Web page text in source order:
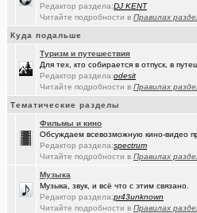
А вы уже переобулись?(Snarkens..)
100% женщин!.
Специалист по эрбиевым лазерам
Реально полезные гаджеты для кухни
Ремонт квартир/ванных комнат!
И это все то, на что способен
Живопись Воронина В.Н.(wvladimi..)
Ремонт окон ПВХ. К кому обратиться?
Ключ дверной цилиндрический
Редактор раздела:DJ KENT
Читайте подробности в Правилах
Куда подальше
Туризм и путешествия
Для тех, кто собирается в отпуск, в
Редактор раздела:odesit
Читайте подробности в Правилах
Тематические разделы
Фильмы и кино
Обсуждаем всевозможную кино-видео
Редактор раздела:spectrum
Читайте подробности в Правилах
Музыка
Музыка, звук, и всё что с этим связано.
Редактор раздела:pr43unknown
Читайте подробности в Правилах